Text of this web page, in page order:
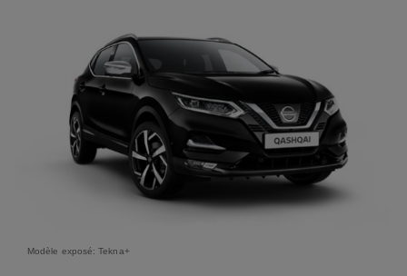
Modèle exposé: Tekna+